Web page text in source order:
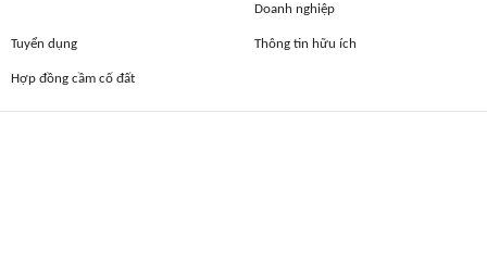
Doanh nghiệp
Tuyển dụng Thông tin hữu ích
Hợp đồng cầm cố đất